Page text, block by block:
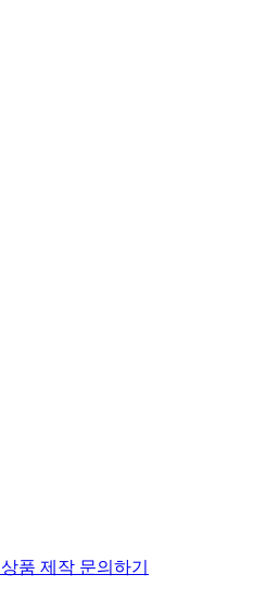
상품 제작 문의하기